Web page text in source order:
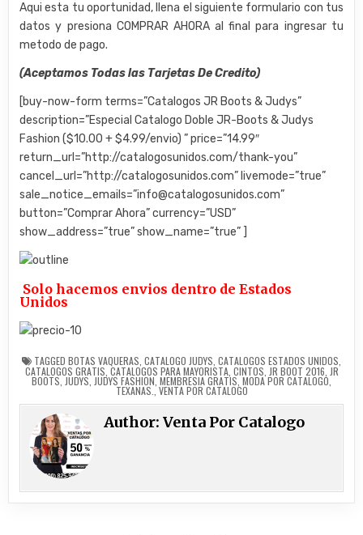
Aqui esta tu oportunidad, llena el siguiente formulario con tus
datos y presiona COMPRAR AHORA al final para ingresar tu
metodo de pago.
(Aceptamos Todas las Tarjetas De Credito)
[buy-now-form terms=”Catalogos JR Boots & Judys”
description=”Especial Catalogo Doble JR-Boots & Judys
Fashion ($10.00 + $4.99/envio) ” price=”14.99″
return_url=”http://catalogosunidos.com/thank-you”
cancel_url=”http://catalogosunidos.com” livemode=”true”
sale_notice_emails=”info@catalogosunidos.com”
button=”Comprar Ahora” currency=”USD”
show_address=”true” show_name=”true” ]
Solo hacemos envios dentro de Estados
Unidos
TAGGED BOTAS VAQUERAS CATALOGO JUDYS CATALOGOS ESTADOS UNIDOS
CATALOGOS GRATIS CATALOGOS PARA MAYORISTA, CINTOS JR BOOT 2016 JR
BOOTS JUDYS JUDYS FASHION MEMBRESIA GRATIS MODA POR CATALOGO
TEXANAS. ,VENTA POR CATALOGO
Author:Venta Por Catalogo